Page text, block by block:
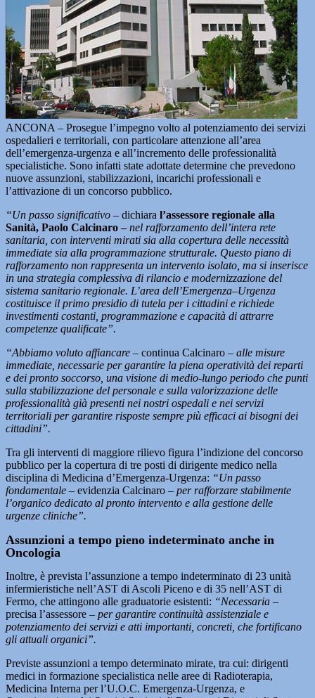
ANCONA – Prosegue l’impegno volto al potenziamento dei servizi
ospedalieri e territoriali, con particolare attenzione all’area
dell’emergenza-urgenza e all’incremento delle professionalità
specialistiche. Sono infatti state adottate determine che prevedono
nuove assunzioni, stabilizzazioni, incarichi professionali e
l’attivazione di un concorso pubblico.
“Un passo significativo – dichiara l’assessore regionale alla
Sanità, Paolo Calcinaro – nel rafforzamento dell’intera rete
sanitaria, con interventi mirati sia alla copertura delle necessità
immediate sia alla programmazione strutturale. Questo piano di
rafforzamento non rappresenta un intervento isolato, ma si inserisce
in una strategia complessiva di rilancio e modernizzazione del
sistema sanitario regionale. L’area dell’Emergenza–Urgenza
costituisce il primo presidio di tutela per i cittadini e richiede
investimenti costanti, programmazione e capacità di attrarre
competenze qualificate”.
“Abbiamo voluto affiancare – continua Calcinaro – alle misure
immediate, necessarie per garantire la piena operatività dei reparti
e dei pronto soccorso, una visione di medio-lungo periodo che punti
sulla stabilizzazione del personale e sulla valorizzazione delle
professionalità già presenti nei nostri ospedali e nei servizi
territoriali per garantire risposte sempre più efficaci ai bisogni dei
cittadini”.
Tra gli interventi di maggiore rilievo figura l’indizione del concorso
pubblico per la copertura di tre posti di dirigente medico nella
disciplina di Medicina d’Emergenza-Urgenza: “Un passo
fondamentale – evidenzia Calcinaro – per rafforzare stabilmente
l’organico dedicato al pronto intervento e alla gestione delle
urgenze cliniche”.
Assunzioni a tempo pieno indeterminato anche in
Oncologia
Inoltre, è prevista l’assunzione a tempo indeterminato di 23 unità
infermieristiche nell’AST di Ascoli Piceno e di 35 nell’AST di
Fermo, che attingono alle graduatorie esistenti: “Necessaria –
precisa l’assessore – per garantire continuità assistenziale e
potenziamento dei servizi e atti importanti, concreti, che fortificano
gli attuali organici”.
Previste assunzioni a tempo determinato mirate, tra cui: dirigenti
medici in formazione specialistica nelle aree di Radioterapia,
Medicina Interna per l’U.O.C. Emergenza-Urgenza, e